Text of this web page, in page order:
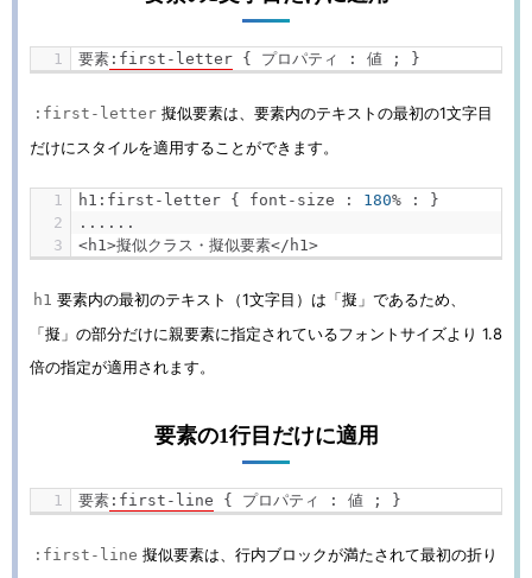
要素 : first - letter { プロパティ : 値 ; }
:first-letter 擬似要素は、要素内のテキストの最初の1文字目
だけにスタイルを適用することができます。
h1 : first - letter { font - size : 180% :
}
......
<h1>擬似クラス・擬似要素</ h1 >
h1 要素内の最初のテキスト（1文字目）は「擬」であるため、
「擬」の部分だけに親要素に指定されているフォントサイズより 1.8
倍の指定が適用されます。
要素の1行目だけに適用
要素 : first - line { プロパティ : 値 ; }
:first-line 擬似要素は、行内ブロックが満たされて最初の折り